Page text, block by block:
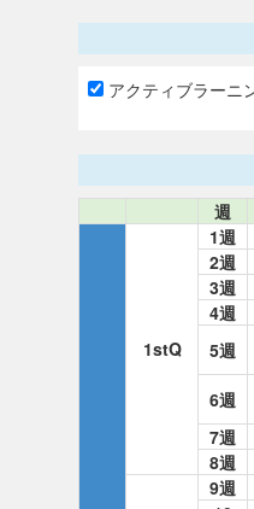
アクティブラーニ
週
1stQ
1週
2週
3週
4週
5週
6週
7週
8週
9週